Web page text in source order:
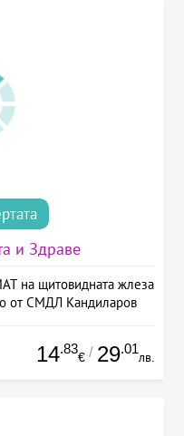
и Здраве
на щитовидната жлеза
от СМДЛ Кандиларов
14.83
€ / 29.01
лв.